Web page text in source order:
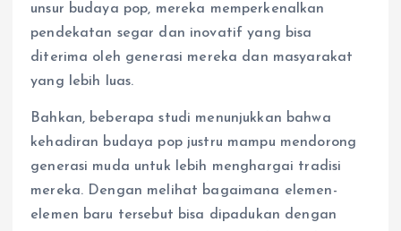
unsur budaya pop, mereka memperkenalkan
pendekatan segar dan inovatif yang bisa
diterima oleh generasi mereka dan masyarakat
yang lebih luas.
Bahkan, beberapa studi menunjukkan bahwa
kehadiran budaya pop justru mampu mendorong
generasi muda untuk lebih menghargai tradisi
mereka. Dengan melihat bagaimana elemen-
elemen baru tersebut bisa dipadukan dengan